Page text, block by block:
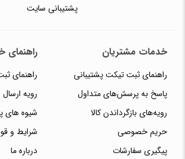
پشتیبانی سایت
خدمات مشتریان
راهنمای ثبت تیکت پشتیبانی
پاسخ به پرسش‌های متداول
رویه‌های بازگرداندن کالا
حریم خصوصی
پیگیری سفارشات
راهنمای
راهنمای
رویه
شیوه های
شرایط و
درباره ما